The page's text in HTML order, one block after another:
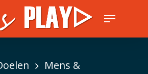
Menu
Mens &